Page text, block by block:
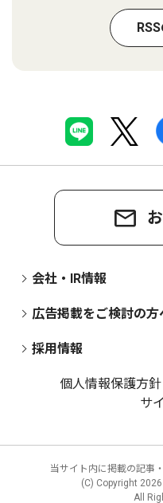
会社・IR情報
広告掲載をご検討の方
採用情報
個人情報保護方針
サ
当サイト内に掲載の記事
(C) Copyright 2026
All